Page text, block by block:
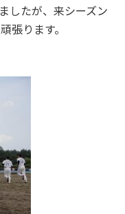
したが、来シーズン
張ります。